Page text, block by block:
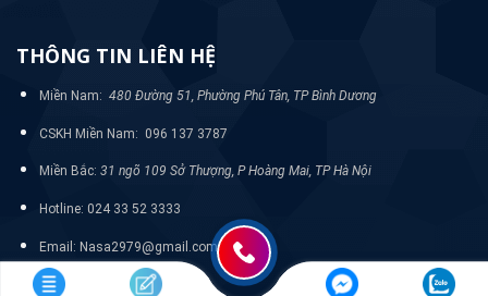
THÔNG TIN LIÊN HỆ
Miền Nam: 480 Đường 51, Phường Phú Tân, TP Bình Dương
CSKH Miền Nam: 096 137 3787
Miền Bắc: 31 ngõ 109 Sở Thượng, P Hoàng Mai, TP Hà Nội
Hotline: 024 33 52 3333
Email: Nasa2979@gmail.com